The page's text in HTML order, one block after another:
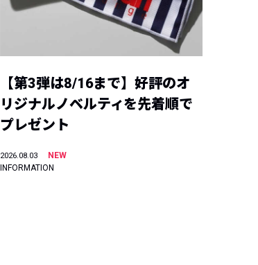
【第3弾は8/16まで】好評のオ
リジナルノベルティを先着順で
プレゼント
2026.08.03
NEW
INFORMATION